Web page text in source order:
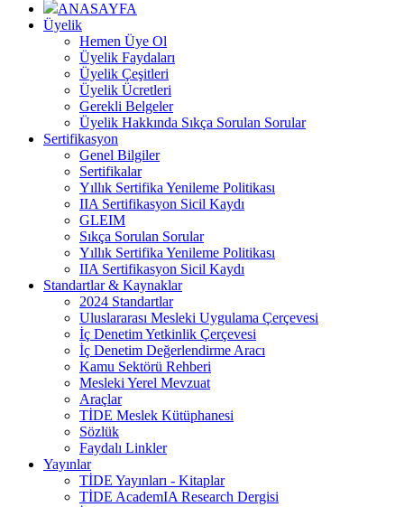
ANASAYFA
Üyelik
Hemen Üye Ol
Üyelik Faydaları
Üyelik Çeşitleri
Üyelik Ücretleri
Gerekli Belgeler
Üyelik Hakkında Sıkça Sorulan Sorular
Sertifikasyon
Genel Bilgiler
Sertifikalar
Yıllık Sertifika Yenileme Politikası
IIA Sertifikasyon Sicil Kaydı
GLEIM
Sıkça Sorulan Sorular
Yıllık Sertifika Yenileme Politikası
IIA Sertifikasyon Sicil Kaydı
Standartlar & Kaynaklar
2024 Standartlar
Uluslararası Mesleki Uygulama Çerçevesi
İç Denetim Yetkinlik Çerçevesi
İç Denetim Değerlendirme Aracı
Kamu Sektörü Rehberi
Mesleki Yerel Mevzuat
Araçlar
TİDE Meslek Kütüphanesi
Sözlük
Faydalı Linkler
Yayınlar
TİDE Yayınları - Kitaplar
TİDE AcademIA Research Dergisi